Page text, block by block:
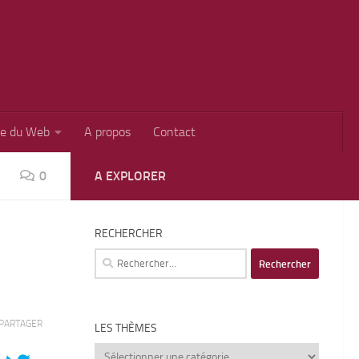
du Web A propos Contact
0
PARTAGER
A EXPLORER
RECHERCHER
Rechercher :
LES THÈMES
Les